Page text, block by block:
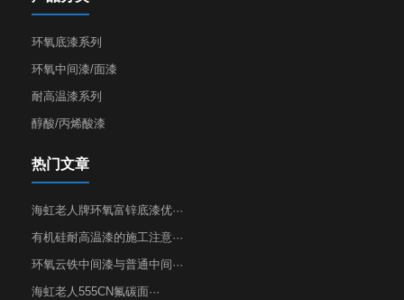
环氧底漆系列
环氧中间漆/面漆
耐高温漆系列
醇酸/丙烯酸漆
热门文章
海虹老人牌环氧富锌底漆优···
有机硅耐高温漆的施工注意···
环氧云铁中间漆与普通中间···
海虹老人555CN氟碳面···